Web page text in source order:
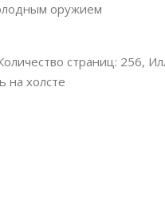
оружием
страниц: 256,
на холсте